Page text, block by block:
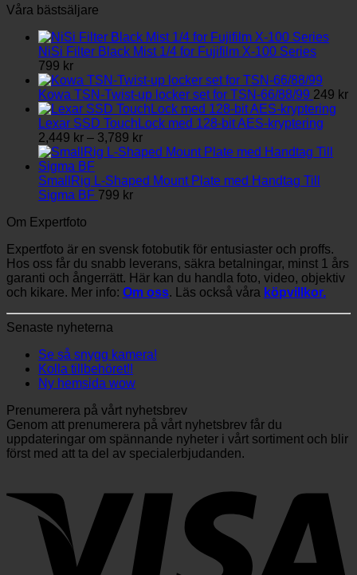
Våra bästsäljare
NiSi Filter Black Mist 1/4 for Fujifilm X-100 Series
799 kr
Kowa TSN-Twist-up locker set for TSN-66/88/99 249 kr
Lexar SSD TouchLock med 128-bit AES-kryptering
2,449 kr – 3,789 krPrisintervall:
2,449 kr
3,789 kr
SmallRig L-Shaped Mount Plate med Handtag Till
Sigma BF 799 kr
Om Expertfoto
Expertfoto är en svensk fotobutik för entusiaster och proffs.
Hos oss får du snabb leverans, säkra betalningar, minst 1 års
garanti och ångerrätt. Här kan du handla foto, video, objektiv
och kikare. Mer info: Om oss. Läs också våra köpvillkor.
Senaste nyheterna
Se så snygg kamera!
Kolla tillbehöret!!
Ny hemsida wow
Prenumerera på vårt nyhetsbrev
Genom att prenumerera på vårt nyhetsbrev får du
uppdateringar om spännande nyheter i vårt sortiment och blir
först med att ta del av specialerbjudanden.